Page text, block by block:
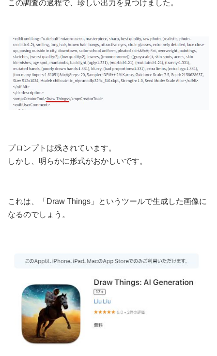
この調査の過程で、珍しい出力を見つけました。
プロンプトは残されています。
しかし、明らかに形式がおかしいです。
これは、「Draw Things」というツールで生成した画像に
なるのでしょう。